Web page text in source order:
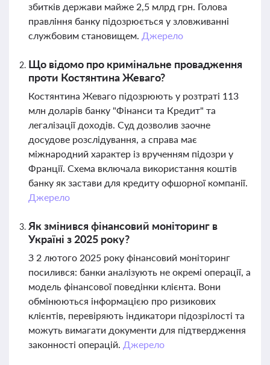
збитків держави майже 2,5 млрд грн. Голова
правління банку підозрюється у зловживанні
службовим становищем. Джерело
Що відомо про кримінальне провадження
проти Костянтина Жеваго?
Костянтина Жеваго підозрюють у розтраті 113
млн доларів банку "Фінанси та Кредит" та
легалізації доходів. Суд дозволив заочне
досудове розслідування, а справа має
міжнародний характер із врученням підозри у
Франції. Схема включала використання коштів
банку як застави для кредиту офшорної компанії.
Джерело
Як змінився фінансовий моніторинг в
Україні з 2025 року?
З 2 лютого 2025 року фінансовий моніторинг
посилився: банки аналізують не окремі операції, а
модель фінансової поведінки клієнта. Вони
обмінюються інформацією про ризикових
клієнтів, перевіряють індикатори підозрілості та
можуть вимагати документи для підтвердження
законності операцій. Джерело